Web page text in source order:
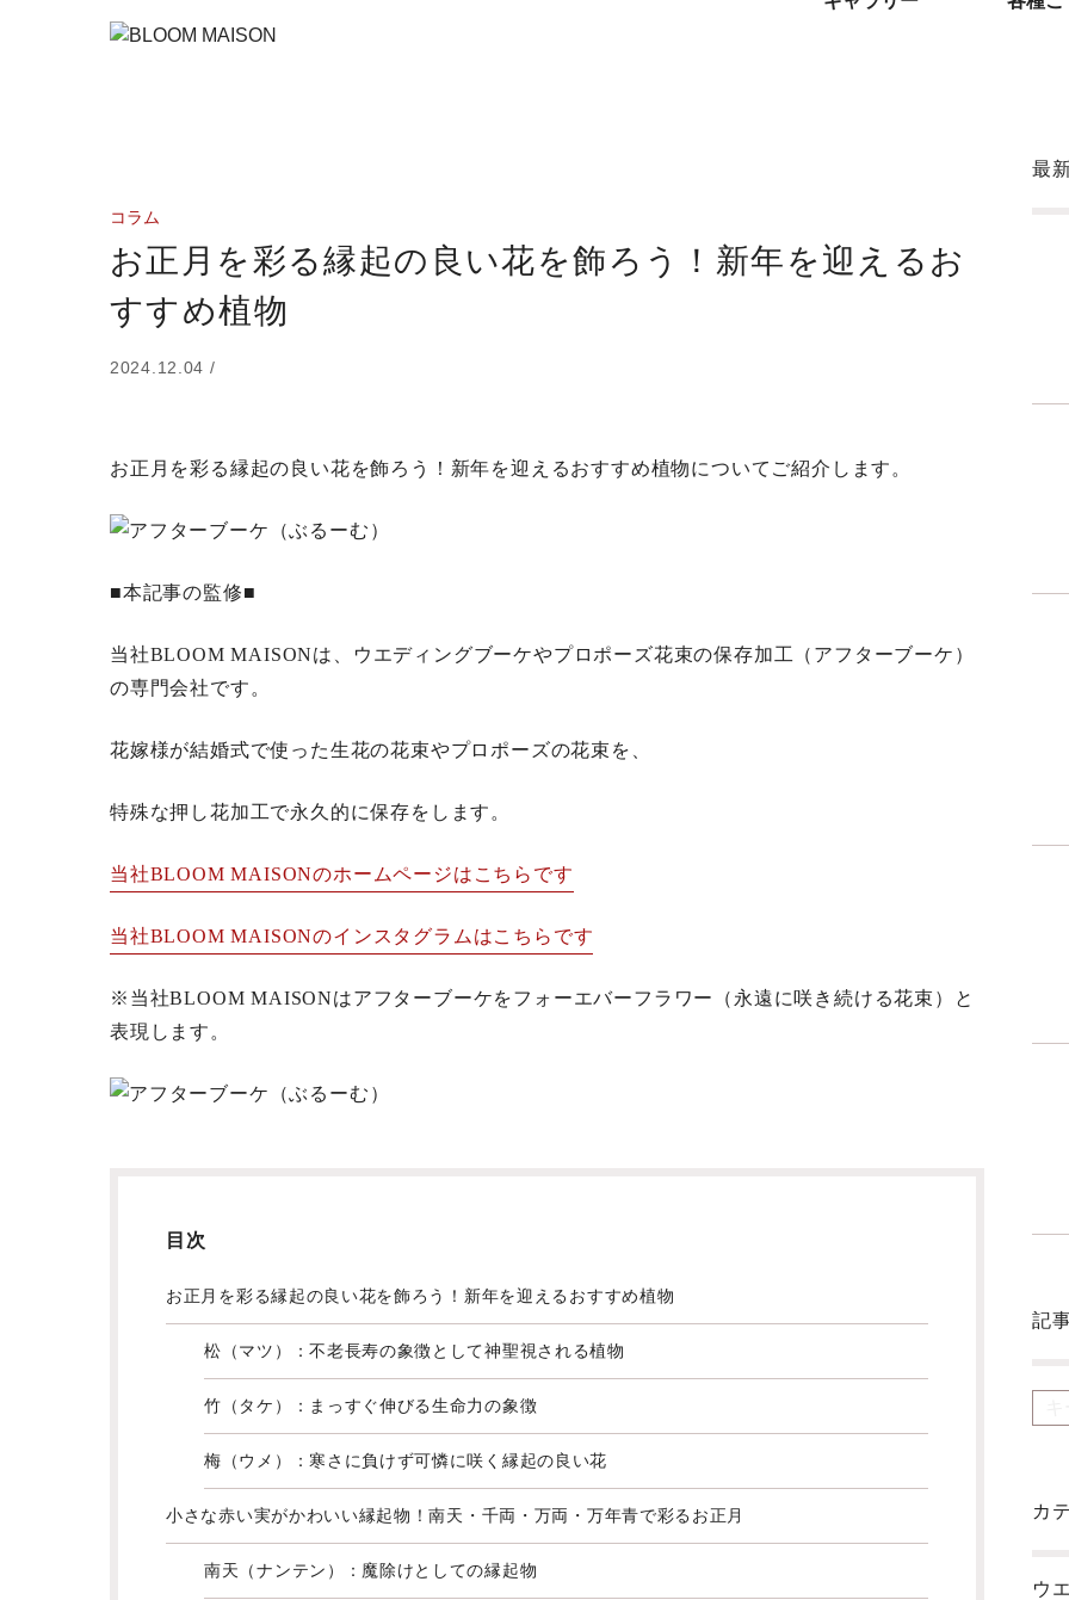
コラム
お正月を彩る縁起の良い花を飾ろう！新年を迎えるお
すすめ植物
2024.12.04 /
お正月を彩る縁起の良い花を飾ろう！新年を迎えるおすすめ植物についてご紹介します。
■本記事の監修■
当社BLOOM MAISONは、ウエディングブーケやプロポーズ花束の保存加工（アフターブーケ）
の専門会社です。
花嫁様が結婚式で使った生花の花束やプロポーズの花束を、
特殊な押し花加工で永久的に保存をします。
当社BLOOM MAISONのホームページはこちらです
当社BLOOM MAISONのインスタグラムはこちらです
※当社BLOOM MAISONはアフターブーケをフォーエバーフラワー（永遠に咲き続ける花束）と
表現します。
目次
お正月を彩る縁起の良い花を飾ろう！新年を迎えるおすすめ植物
松（マツ）：不老長寿の象徴として神聖視される植物
竹（タケ）：まっすぐ伸びる生命力の象徴
梅（ウメ）：寒さに負けず可憐に咲く縁起の良い花
小さな赤い実がかわいい縁起物！南天・千両・万両・万年青で彩るお正月
南天（ナンテン）：魔除けとしての縁起物
最
記
カ
ウ